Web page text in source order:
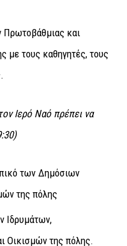
Πρωτοβάθμιας και
με τους καθηγητές, τους
Ιερό Ναό πρέπει να
των Δημόσιων
της πόλης
Ιδρυμάτων,
Οικισμών της πόλης.